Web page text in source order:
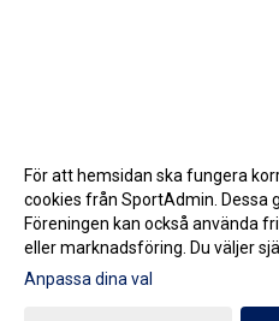
Gå till
För att hemsidan ska fungera
cookies från SportAdmin. Dessa
Föreningen kan också använda
eller marknadsföring. Du väljer
Anpassa dina val